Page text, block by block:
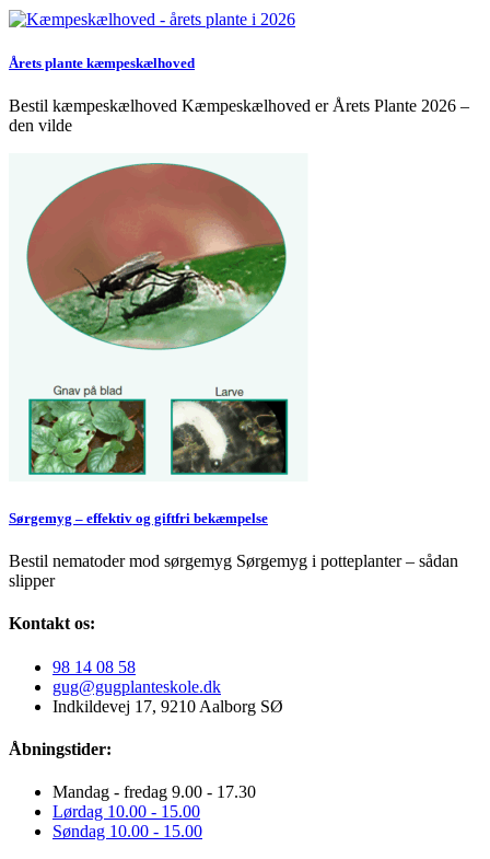
Årets plante kæmpeskælhoved
Bestil kæmpeskælhoved Kæmpeskælhoved er Årets Plante 2026 –
den vilde
Sørgemyg – effektiv og giftfri bekæmpelse
Bestil nematoder mod sørgemyg Sørgemyg i potteplanter – sådan
slipper
Kontakt os:
98 14 08 58
gug@gugplanteskole.dk
Indkildevej 17, 9210 Aalborg SØ
Åbningstider:
Mandag - fredag 9.00 - 17.30
Lørdag 10.00 - 15.00
Søndag 10.00 - 15.00